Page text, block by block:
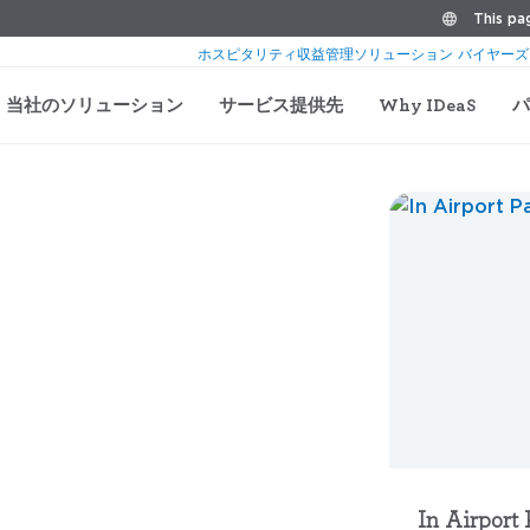
This
当社のソリューション サービス提供先 Why IDeaS
ホスピタリティ収益管理ソリューション バイヤー
In Airport